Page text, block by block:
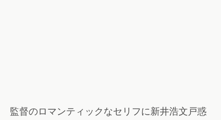
監督のロマンティックなセリフに新井浩文戸惑